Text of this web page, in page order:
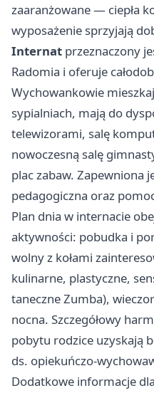
zaaranżowane — ciepła
wyposażenie sprzyjają
Internat przeznaczony
Radomia i oferuje
Wychowankowie
sypialniach, mają do
telewizorami, salę
nowoczesną salę
plac zabaw. Zapewniona
pedagogiczna oraz
Plan dnia w internacie
aktywności: pobudka i
wolny z kołami
kulinarne, plastyczne,
taneczne Zumba),
nocna. Szczegółowy
pobytu rodzice uzyskają
ds. opiekuńczo-
Dodatkowe informacje